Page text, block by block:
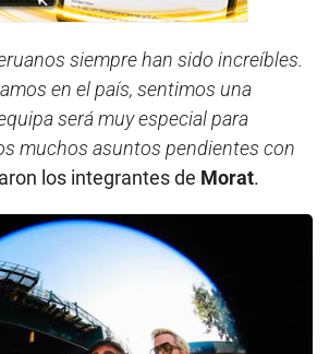
siempre han sido increíbles.
en el país, sentimos una
será muy especial para
muchos asuntos pendientes con
los integrantes de Morat.